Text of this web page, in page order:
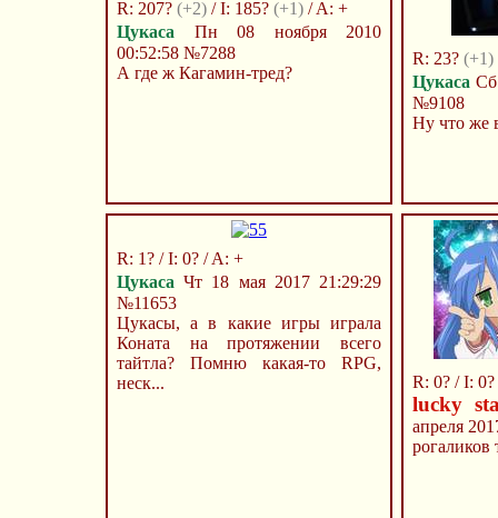
R: 207? (+2) / I: 185? (+1) / A: +
Цукаса Пн 08 ноября 2010
00:52:58 №7288
А где ж Кагамин-тред?
R: 23? (+1)
Цукаса
№9108
Ну что же
R: 1? / I: 0? / A: +
Цукаса Чт 18 мая 2017 21:29:29
№11653
Цукасы, а в какие игры играла
Коната на протяжении всего
тайтла? Помню какая-то RPG,
неск...
R: 0? / I:
lucky
апреля
рогаликов